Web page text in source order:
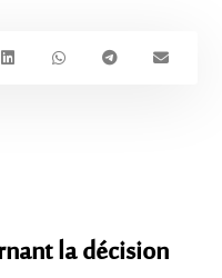
la décision